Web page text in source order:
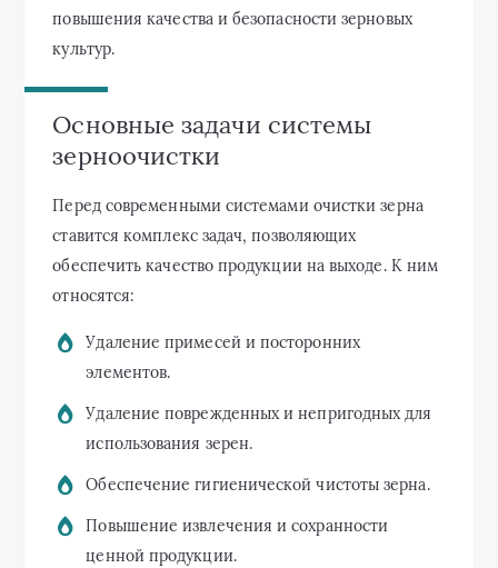
повышения качества и безопасности зерновых
культур.
Основные задачи системы
зерноочистки
Перед современными системами очистки зерна
ставится комплекс задач, позволяющих
обеспечить качество продукции на выходе. К ним
относятся:
Удаление примесей и посторонних
элементов.
Удаление поврежденных и непригодных для
использования зерен.
Обеспечение гигиенической чистоты зерна.
Повышение извлечения и сохранности
ценной продукции.